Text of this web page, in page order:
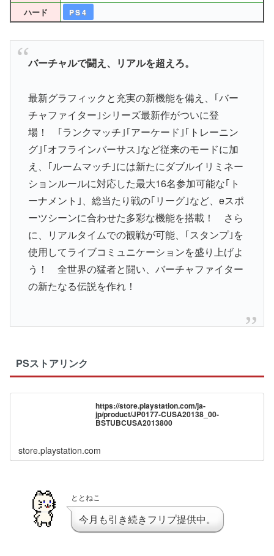
ハード PS4
バーチャルで闘え、リアルを超えろ。
最新グラフィックと充実の新機能を備え、｢バー
チャファイター｣シリーズ最新作がついに登
場！ ｢ランクマッチ｣｢アーケード｣｢トレーニン
グ｣｢オフラインバーサス｣など従来のモードに加
え、｢ルームマッチ｣には新たにダブルイリミネー
ションルールに対応した最大16名参加可能な｢ト
ーナメント｣、総当たり戦の｢リーグ｣など、eスポ
ーツシーンに合わせた多彩な機能を搭載！ さら
に、リアルタイムでの観戦が可能、｢スタンプ｣を
使用してライブコミュニケーションを盛り上げよ
う！ 全世界の猛者と闘い、バーチャファイター
の新たなる伝説を作れ！
PSストアリンク
https://store.playstation.com/ja-
jp/product/JP0177-CUSA20138_00-
BSTUBCUSA2013800
store.playstation.com
ととねこ
今月も引き続きフリプ提供中。